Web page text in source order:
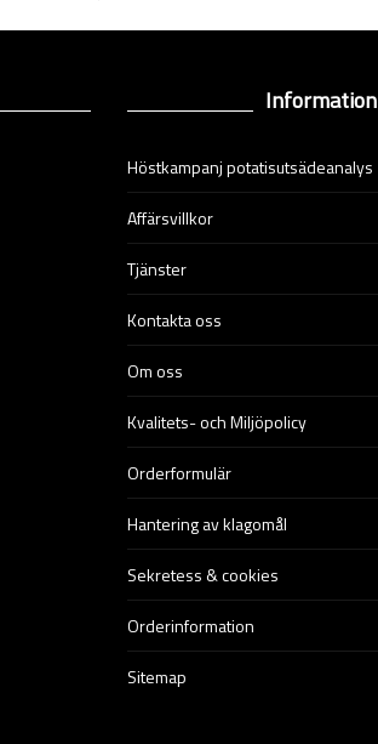
Information
Höstkampanj potatisutsädeanalys
Affärsvillkor
Tjänster
Kontakta oss
Om oss
Kvalitets- och Miljöpolicy
Orderformulär
Hantering av klagomål
Sekretess & cookies
Orderinformation
Sitemap